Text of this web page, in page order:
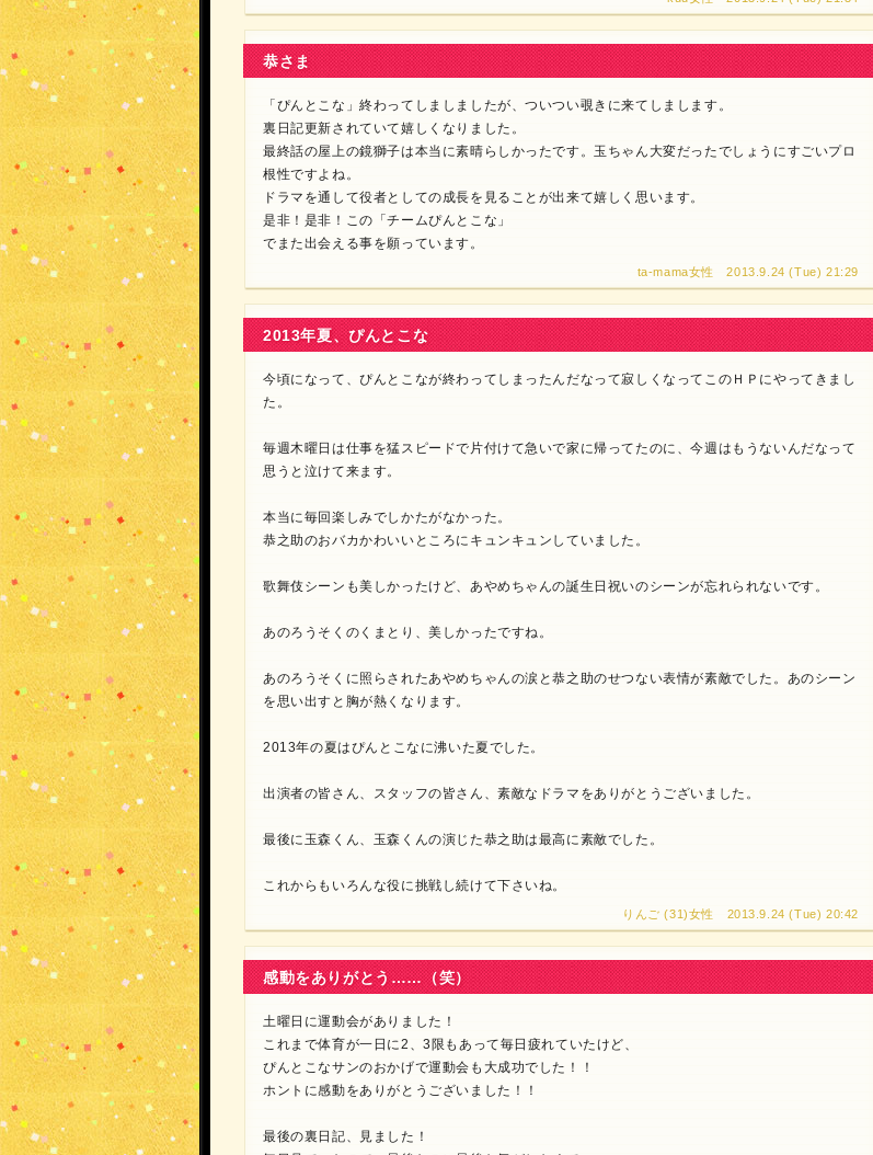
恭さま
「ぴんとこな」終わってしましましたが、ついつい覗きに来てしまします。
裏日記更新されていて嬉しくなりました。
最終話の屋上の鏡獅子は本当に素晴らしかったです。玉ちゃん大変だったでしょうにすごいプロ
根性ですよね。
ドラマを通して役者としての成長を見ることが出来て嬉しく思います。
是非！是非！この「チームぴんとこな」
でまた出会える事を願っています。
ta-mama女性 2013.9.24 (Tue) 21:29
2013年夏、ぴんとこな
今頃になって、ぴんとこなが終わってしまったんだなって寂しくなってこのＨＰにやってきまし
た。
毎週木曜日は仕事を猛スピードで片付けて急いで家に帰ってたのに、今週はもうないんだなって
思うと泣けて来ます。
本当に毎回楽しみでしかたがなかった。
恭之助のおバカかわいいところにキュンキュンしていました。
歌舞伎シーンも美しかったけど、あやめちゃんの誕生日祝いのシーンが忘れられないです。
あのろうそくのくまとり、美しかったですね。
あのろうそくに照らされたあやめちゃんの涙と恭之助のせつない表情が素敵でした。あのシーン
を思い出すと胸が熱くなります。
2013年の夏はぴんとこなに沸いた夏でした。
出演者の皆さん、スタッフの皆さん、素敵なドラマをありがとうございました。
最後に玉森くん、玉森くんの演じた恭之助は最高に素敵でした。
これからもいろんな役に挑戦し続けて下さいね。
りんご (31)女性 2013.9.24 (Tue) 20:42
感動をありがとう……（笑）
土曜日に運動会がありました！
これまで体育が一日に2、3限もあって毎日疲れていたけど、
ぴんとこなサンのおかげで運動会も大成功でした！！
ホントに感動をありがとうございました！！
最後の裏日記、見ました！